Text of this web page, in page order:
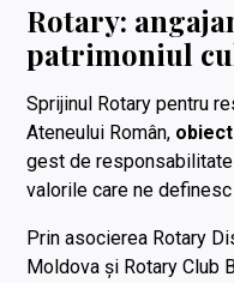
Rotary:
patrimoniul
Sprijinul Rotary pentru
Ateneului Român,
gest de
valorile care ne
Prin asocierea Rotary
Moldova și Rotary Club